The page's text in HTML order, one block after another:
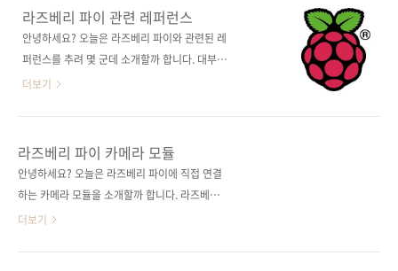
시작해보겠습니다. 서른세 번째 이야기: 라즈베
리 파이 클러스터 작성일: 2013년 6월 28일 작
성자: 배장열
우선 유투브 동영상부터 감상해보실까요? 라즈
베리 파이 64대를 하나로 묶은 슈퍼컴퓨터입니
대의 라즈베리 파이가 동원됐네요. 동영상 후반
부에 견적..
라즈베리 파이 관련 레퍼런스
안녕하세요? 오늘은 라즈베리 파이와 관련된 레
퍼런스를 추려 몇 군데 소개할까 합니다. 대부분
영어의 압박을 느낄 수밖에 없지만, 참신한 아이
개하는 웹사이트나 문서 말고도 라즈베리 파이
와 관련된 레퍼런스는 참으로 많고, 지금도 계속
늘어나고 있습니다. 또한, 아두이노나 유두, 비글
죠. 그만큼 라즈베리 파이의 인기가 나날이 높아
지고 있다는 방증일 것입니다. 어떤 자료들이 있
더보기
라즈베리 파이 카메라 모듈
안녕하세요? 오늘은 라즈베리 파이에 직접 연결
하는 카메라 모듈을 소개할까 합니다. 라즈베리
파이 시작하기가 출간될 즈음에는 카메라 모듈
더보기